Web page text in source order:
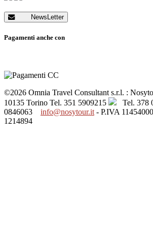
NewsLetter
Pagamenti anche con
©2026 Omnia Travel Consultant s.r.l. :
10135 Torino Tel. 351 5909215
Tel. 378
0846063 info@nosytour.it - P.IVA
1214894